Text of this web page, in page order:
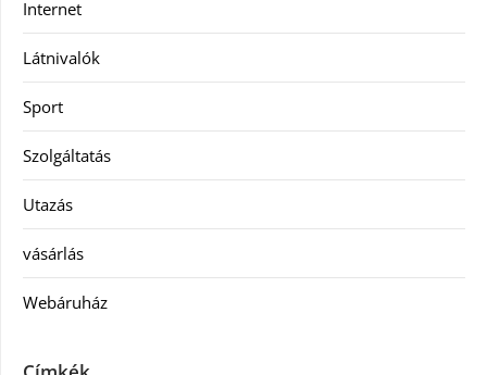
Internet
Látnivalók
Sport
Szolgáltatás
Utazás
vásárlás
Webáruház